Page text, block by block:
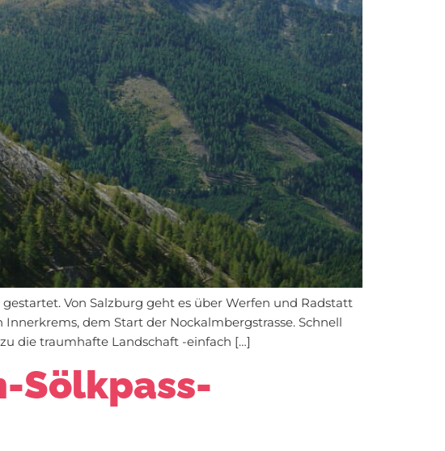
Von Salzburg geht es über Werfen und Radstatt
dem Start der Nockalmbergstrasse. Schnell
die traumhafte Landschaft -einfach […]
Sölkpass-